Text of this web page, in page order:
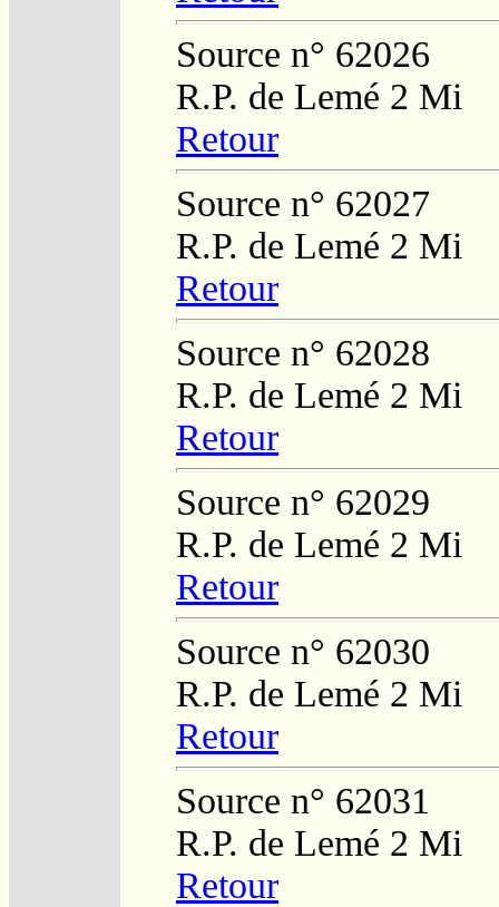
Source n° 62026
R.P. de Lemé 2 Mi
Retour
Source n° 62027
R.P. de Lemé 2 Mi
Retour
Source n° 62028
R.P. de Lemé 2 Mi
Retour
Source n° 62029
R.P. de Lemé 2 Mi
Retour
Source n° 62030
R.P. de Lemé 2 Mi
Retour
Source n° 62031
R.P. de Lemé 2 Mi
Retour